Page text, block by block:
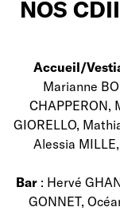
NOS
Accueil/
Marianne
CHAPPERON,
GIORELLO,
Alessia
Bar: Hervé
GONNET,